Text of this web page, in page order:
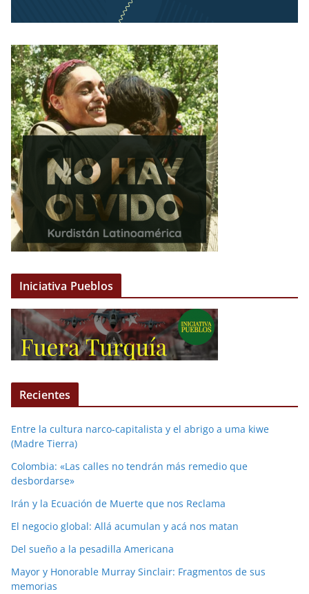
Iniciativa Pueblos
Recientes
Entre la cultura narco-capitalista y el abrigo a uma kiwe
(Madre Tierra)
Colombia: «Las calles no tendrán más remedio que
desbordarse»
Irán y la Ecuación de Muerte que nos Reclama
El negocio global: Allá acumulan y acá nos matan
Del sueño a la pesadilla Americana
Mayor y Honorable Murray Sinclair: Fragmentos de sus
memorias